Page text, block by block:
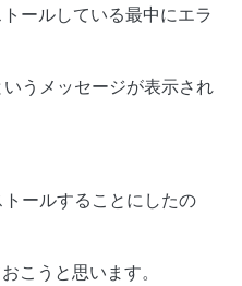
ールしている最中にエラ
うメッセージが表示され
ールすることにしたの
こうと思います。